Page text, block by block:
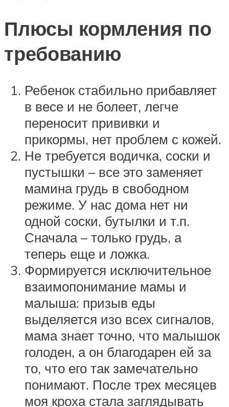
Плюсы кормления по
требованию
Ребенок стабильно прибавляет
в весе и не болеет, легче
переносит прививки и
прикормы, нет проблем с кожей.
Не требуется водичка, соски и
пустышки – все это заменяет
мамина грудь в свободном
режиме. У нас дома нет ни
одной соски, бутылки и т.п.
Сначала – только грудь, а
теперь еще и ложка.
Формируется исключительное
взаимопонимание мамы и
малыша: призыв еды
выделяется изо всех сигналов,
мама знает точно, что малышок
голоден, а он благодарен ей за
то, что его так замечательно
понимают. После трех месяцев
моя кроха стала заглядывать